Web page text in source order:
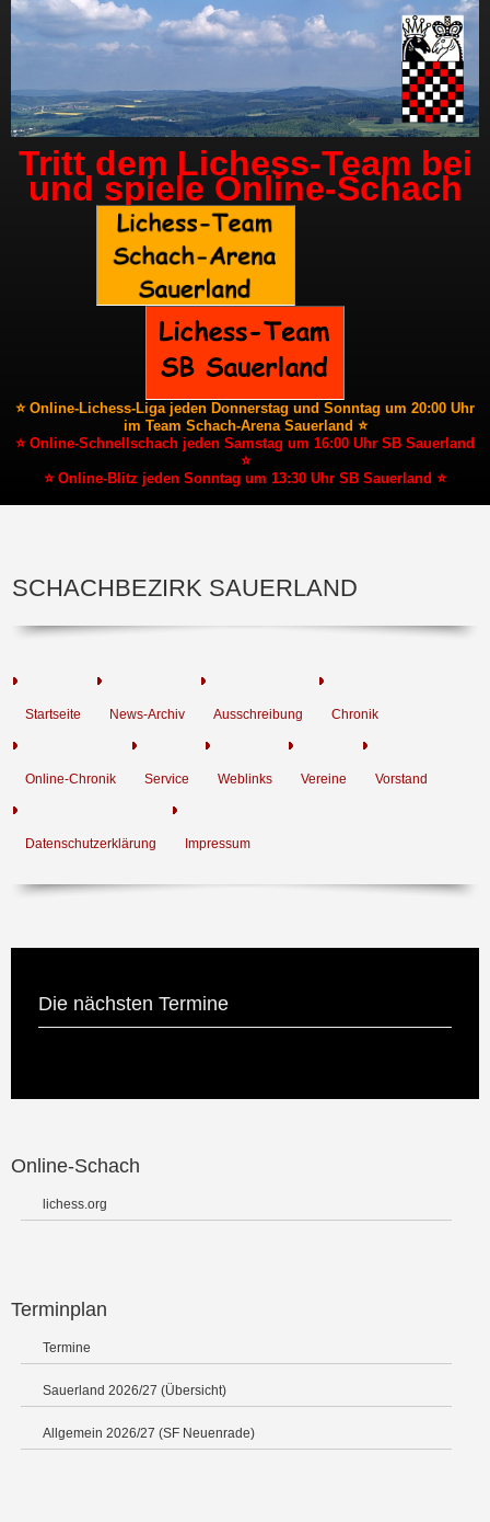
Tritt dem Lichess-Team bei
und spiele Online-Schach
⭐ Online-Lichess-Liga jeden Donnerstag und Sonntag um 20:00 Uhr
im Team Schach-Arena Sauerland ⭐
⭐ Online-Schnellschach jeden Samstag um 16:00 Uhr SB Sauerland
⭐
⭐ Online-Blitz jeden Sonntag um 13:30 Uhr SB Sauerland ⭐
SCHACHBEZIRK SAUERLAND
Startseite News-Archiv Ausschreibung Chronik
Online-Chronik Service Weblinks Vereine Vorstand
Datenschutzerklärung Impressum
Die nächsten Termine
Online-Schach
lichess.org
Terminplan
Termine
Sauerland 2026/27 (Übersicht)
Allgemein 2026/27 (SF Neuenrade)